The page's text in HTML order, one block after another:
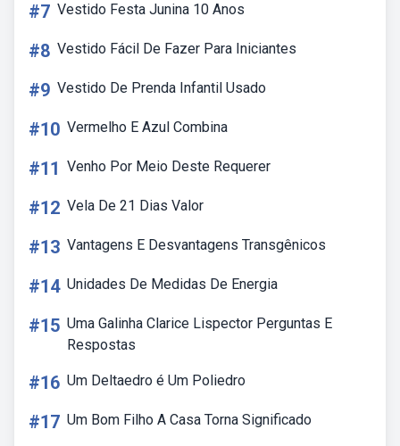
#7 Vestido Festa Junina 10 Anos
#8 Vestido Fácil De Fazer Para Iniciantes
#9 Vestido De Prenda Infantil Usado
#10 Vermelho E Azul Combina
#11 Venho Por Meio Deste Requerer
#12 Vela De 21 Dias Valor
#13 Vantagens E Desvantagens Transgênicos
#14 Unidades De Medidas De Energia
#15 Uma Galinha Clarice Lispector Perguntas E
Respostas
#16 Um Deltaedro é Um Poliedro
#17 Um Bom Filho A Casa Torna Significado